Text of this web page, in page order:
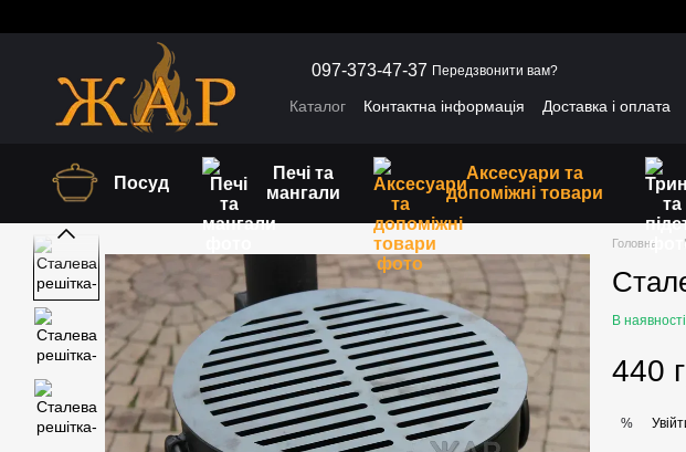
097-373-47-37 Передзвонити вам?
Каталог Контактна інформація Доставка і оплата
Посуд
Печі та
мангали
Аксесуари та
допоміжні товари
Головна
В наявності
440
%